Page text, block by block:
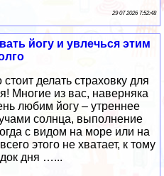
29 07 2026 7:52:48
йогу и увлечься этим
делать страховку для
Многие из вас, наверняка
любим йогу – утреннее
солнца, выполнение
с видом на море или на
этого не хватает, к тому
дня …...